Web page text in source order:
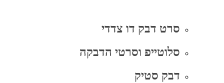
סרט דבק דו צדדי
סלוטייפ וסרטי הדבקה
דבק סטיק